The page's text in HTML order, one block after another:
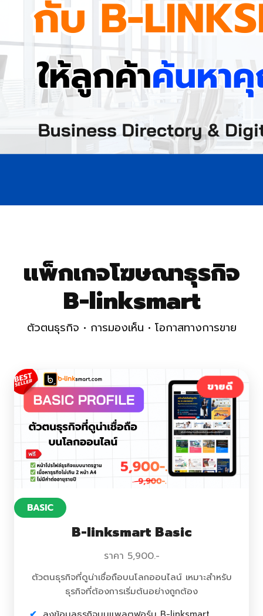
แพ็กเกจโฆษณาธุรกิจ
B-linksmart
ตัวตนธุรกิจ • การมองเห็น • โอกาสทางการขาย
ขายดี
BASIC
B-linksmart Basic
ราคา 5,900.-
ตัวตนธุรกิจที่ดูน่าเชื่อถือบนโลกออนไลน์ เหมาะสำหรับ
ธุรกิจที่ต้องการเริ่มต้นอย่างถูกต้อง